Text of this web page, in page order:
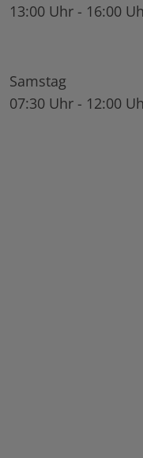
13:00 Uhr - 16:00
Samstag
07:30 Uhr - 12:00